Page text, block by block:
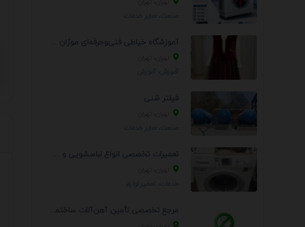
فیلتر شنی
مرجع تخصصی تأمین آهن‌آلات ساختمانی و صنعتی